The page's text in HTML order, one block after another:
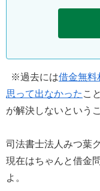
※過去には借金無料
思って出なかった こ
が解決しないという
司法書士法人みつ葉
現在はちゃんと借金
よ。